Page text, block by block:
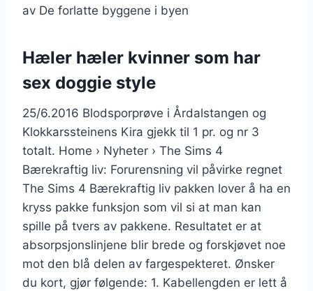
av De forlatte byggene i byen
Hæler hæler kvinner som har
sex doggie style
25/6.2016 Blodsporprøve i Årdalstangen og
Klokkarssteinens Kira gjekk til 1 pr. og nr 3
totalt. Home › Nyheter › The Sims 4
Bærekraftig liv: Forurensning vil påvirke regnet
The Sims 4 Bærekraftig liv pakken lover å ha en
kryss pakke funksjon som vil si at man kan
spille på tvers av pakkene. Resultatet er at
absorpsjonslinjene blir brede og forskjøvet noe
mot den blå delen av fargespekteret. Ønsker
du kort, gjør følgende: 1. Kabellengden er lett å